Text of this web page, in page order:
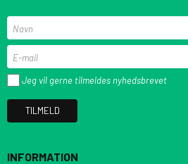
Jeg vil gerne tilmeldes nyhedsbrevet
TILMELD
INFORMATION